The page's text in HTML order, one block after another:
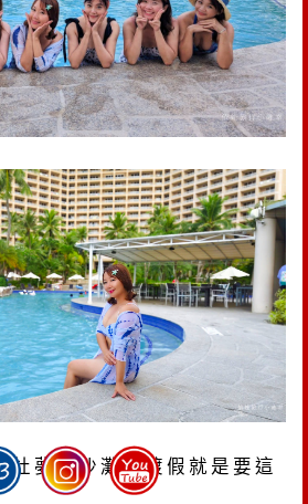
杜夢灣沙灘，渡假就是要這